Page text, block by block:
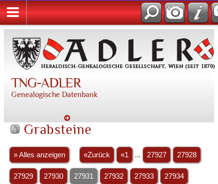
TNG-ADLER
Genealogische Datenbank
Grabsteine
» Alles anzeigen «Zurück «1 ... 27927 27928
27929 27930 27931 27932 27933 27934